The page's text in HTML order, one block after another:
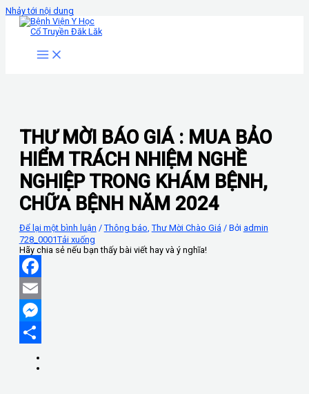
Nhảy tới nội dung
THƯ MỜI BÁO GIÁ : MUA BẢO
HIỂM TRÁCH NHIỆM NGHỀ
NGHIỆP TRONG KHÁM BỆNH,
CHỮA BỆNH NĂM 2024
Để lại một bình luận / Thông báo Thư Mời Chào Giá / Bởi admin
728_0001Tải xuống
Hãy chia sẻ nếu bạn thấy bài viết hay và ý nghĩa!
Facebook
Email
Messenger